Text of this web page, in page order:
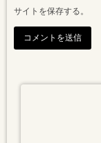
サイトを保存する。